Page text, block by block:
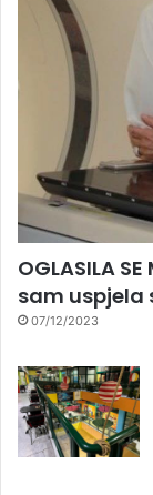
OGLASILA
sam uspjela
07/12/2023